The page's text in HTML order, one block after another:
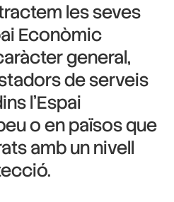
tractem les seves
Econòmic
general,
de serveis
l’Espai
o en països que
amb un nivell